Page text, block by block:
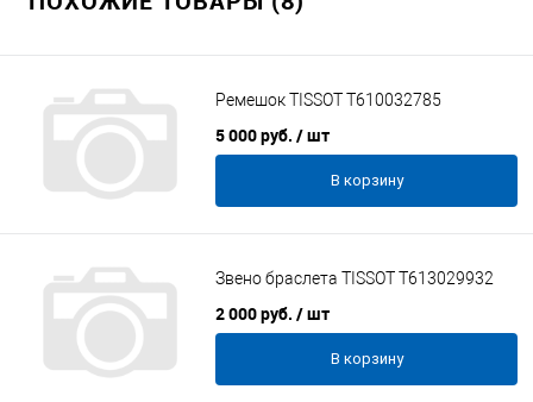
Ремешок TISSOT T610032785
5 000 руб. / шт
В корзину
Звено браслета TISSOT T613029932
2 000 руб. / шт
В корзину